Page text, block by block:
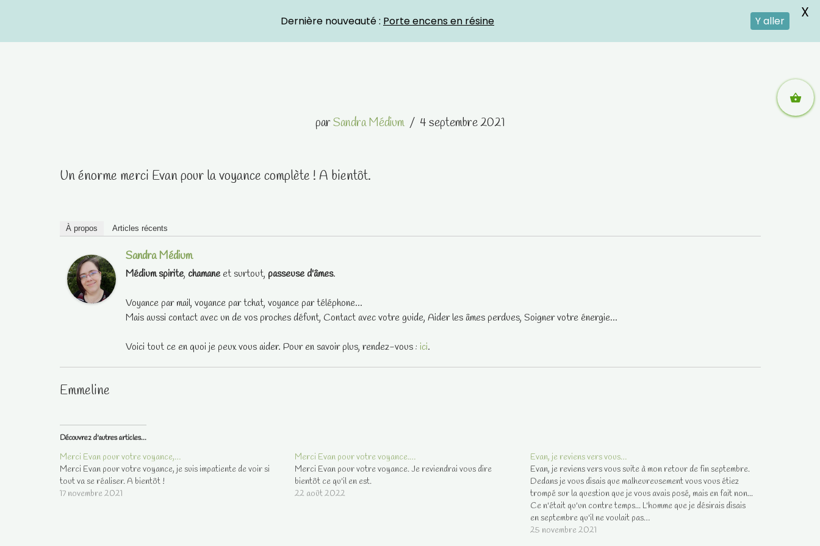
parSandra Médium 4 septembre 2021
Un énorme merci Evan pour la voyance complète ! A bientôt.
À propos Articles récents
Sandra Médium
Médium spirite, chamaneet surtout, passeuse d'âmes.
Voyance par mail, voyance par tchat, voyance par téléphone...
Mais aussi contact avec un de vos proches défunt, Contact avec votre guide, Aider les âmes perdues, Soigner votre énergie...
Voici tout ce en quoi je peux vous aider. Pour en savoir plus, rendez-vous : ici.
Emmeline
Découvrez d'autres articles...
Merci Evan pour votre voyance,…
Merci Evan pour votre voyance, je suis impatiente de voir si
tout va se réaliser. A bientôt !
17 novembre 2021
Merci Evan pour votre voyance.…
Merci Evan pour votre voyance. Je reviendrai vous dire
bientôt ce qu'il en est.
22 août 2022
Evan, je reviens vers vous…
Evan, je reviens vers vous suite à mon retour de fin septembre.
Dedans je vous disais que malheureusement vous vous étiez
trompé sur la question que je vous avais posé, mais en fait non...
Ce n'était qu'un contre temps... L'homme que je désirais disais
en septembre qu'il ne voulait pas…
25 novembre 2021
Dernière nouveauté : Porte encens en résine Y aller
X
Crystal Energies